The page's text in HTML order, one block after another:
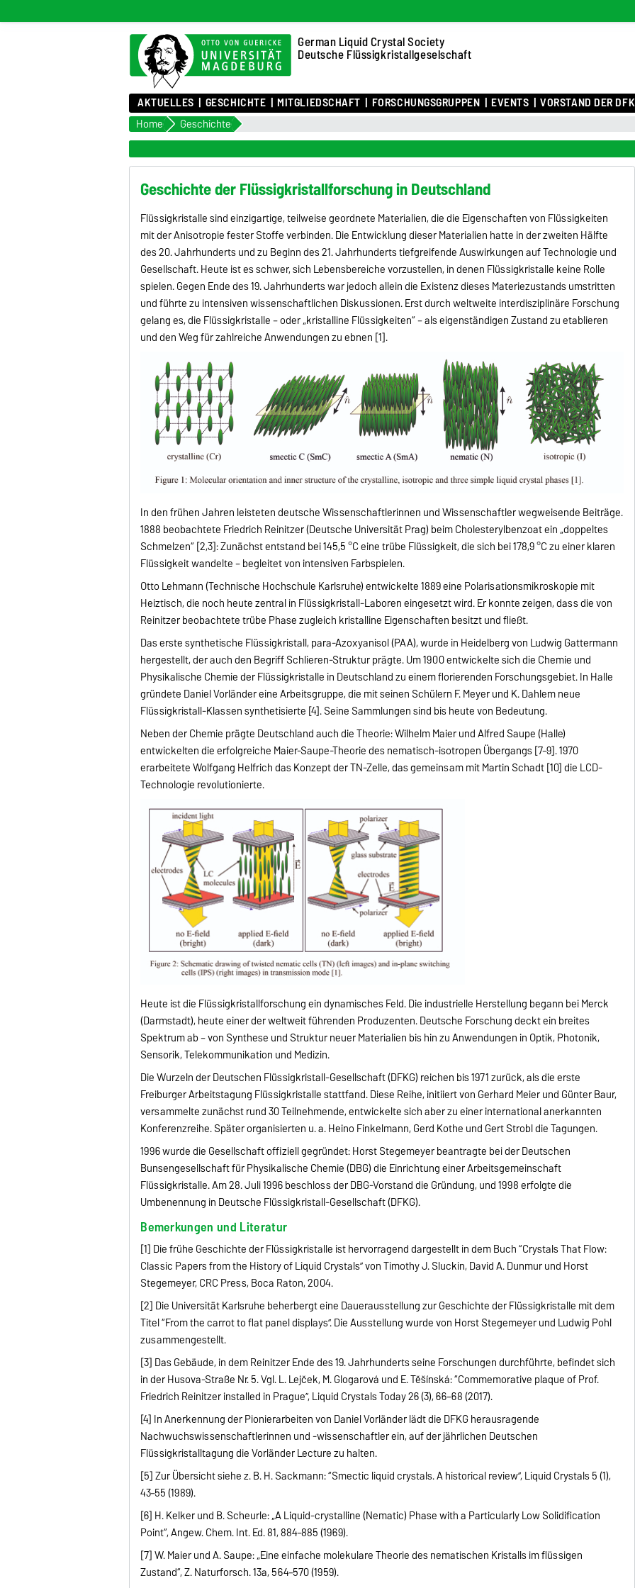
German Liquid Crystal Society
Deutsche Flüssigkristallgeselschaft
AKTUELLES GESCHICHTE MITGLIEDSCHAFT FORSCHUNGSGRUPPEN EVENTS VORSTAND DER
Home Geschichte
Geschichte der Flüssigkristallforschung in Deutschland
Flüssigkristalle sind einzigartige, teilweise geordnete Materialien, die die Eigenschaften von Flüssigkeiten
mit der Anisotropie fester Stoffe verbinden. Die Entwicklung dieser Materialien hatte in der zweiten Hälfte
des 20. Jahrhunderts und zu Beginn des 21. Jahrhunderts tiefgreifende Auswirkungen auf Technologie und
Gesellschaft. Heute ist es schwer, sich Lebensbereiche vorzustellen, in denen Flüssigkristalle keine Rolle
spielen. Gegen Ende des 19. Jahrhunderts war jedoch allein die Existenz dieses Materiezustands umstritten
und führte zu intensiven wissenschaftlichen Diskussionen. Erst durch weltweite interdisziplinäre Forschung
gelang es, die Flüssigkristalle – oder „kristalline Flüssigkeiten“ – als eigenständigen Zustand zu etablieren
und den Weg für zahlreiche Anwendungen zu ebnen [1].
In den frühen Jahren leisteten deutsche Wissenschaftlerinnen und Wissenschaftler wegweisende Beiträge.
1888 beobachtete Friedrich Reinitzer (Deutsche Universität Prag) beim Cholesterylbenzoat ein „doppeltes
Schmelzen“ [2,3]: Zunächst entstand bei 145,5 °C eine trübe Flüssigkeit, die sich bei 178,9 °C zu einer klaren
Flüssigkeit wandelte – begleitet von intensiven Farbspielen.
Otto Lehmann (Technische Hochschule Karlsruhe) entwickelte 1889 eine Polarisationsmikroskopie mit
Heiztisch, die noch heute zentral in Flüssigkristall-Laboren eingesetzt wird. Er konnte zeigen, dass die von
Reinitzer beobachtete trübe Phase zugleich kristalline Eigenschaften besitzt und fließt.
Das erste synthetische Flüssigkristall, para-Azoxyanisol (PAA), wurde in Heidelberg von Ludwig Gattermann
hergestellt, der auch den Begriff Schlieren-Struktur prägte. Um 1900 entwickelte sich die Chemie und
Physikalische Chemie der Flüssigkristalle in Deutschland zu einem florierenden Forschungsgebiet. In Halle
gründete Daniel Vorländer eine Arbeitsgruppe, die mit seinen Schülern F. Meyer und K. Dahlem neue
Flüssigkristall-Klassen synthetisierte [4]. Seine Sammlungen sind bis heute von Bedeutung.
Neben der Chemie prägte Deutschland auch die Theorie: Wilhelm Maier und Alfred Saupe (Halle)
entwickelten die erfolgreiche Maier-Saupe-Theorie des nematisch-isotropen Übergangs [7–9]. 1970
erarbeitete Wolfgang Helfrich das Konzept der TN-Zelle, das gemeinsam mit Martin Schadt [10] die LCD-
Technologie revolutionierte.
Heute ist die Flüssigkristallforschung ein dynamisches Feld. Die industrielle Herstellung begann bei Merck
(Darmstadt), heute einer der weltweit führenden Produzenten. Deutsche Forschung deckt ein breites
Spektrum ab – von Synthese und Struktur neuer Materialien bis hin zu Anwendungen in Optik, Photonik,
Sensorik, Telekommunikation und Medizin.
Die Wurzeln der Deutschen Flüssigkristall-Gesellschaft (DFKG) reichen bis 1971 zurück, als die erste
Freiburger Arbeitstagung Flüssigkristalle stattfand. Diese Reihe, initiiert von Gerhard Meier und Günter Baur,
versammelte zunächst rund 30 Teilnehmende, entwickelte sich aber zu einer international anerkannten
Konferenzreihe. Später organisierten u. a. Heino Finkelmann, Gerd Kothe und Gert Strobl die Tagungen.
1996 wurde die Gesellschaft offiziell gegründet: Horst Stegemeyer beantragte bei der Deutschen
Bunsengesellschaft für Physikalische Chemie (DBG) die Einrichtung einer Arbeitsgemeinschaft
Flüssigkristalle. Am 28. Juli 1996 beschloss der DBG-Vorstand die Gründung, und 1998 erfolgte die
Umbenennung in Deutsche Flüssigkristall-Gesellschaft (DFKG).
Bemerkungen und Literatur
[1] Die frühe Geschichte der Flüssigkristalle ist hervorragend dargestellt in dem Buch “Crystals That Flow:
Classic Papers from the History of Liquid Crystals” von Timothy J. Sluckin, David A. Dunmur und Horst
Stegemeyer, CRC Press, Boca Raton, 2004.
[2] Die Universität Karlsruhe beherbergt eine Dauerausstellung zur Geschichte der Flüssigkristalle mit dem
Titel “From the carrot to flat panel displays”. Die Ausstellung wurde von Horst Stegemeyer und Ludwig Pohl
zusammengestellt.
[3] Das Gebäude, in dem Reinitzer Ende des 19. Jahrhunderts seine Forschungen durchführte, befindet sich
in der Husova-Straße Nr. 5. Vgl. L. Lejček, M. Glogarová und E. Těšínská: “Commemorative plaque of Prof.
Friedrich Reinitzer installed in Prague”, Liquid Crystals Today 26 (3), 66–68 (2017).
[4] In Anerkennung der Pionierarbeiten von Daniel Vorländer lädt die DFKG herausragende
Nachwuchswissenschaftlerinnen und -wissenschaftler ein, auf der jährlichen Deutschen
Flüssigkristalltagung die Vorländer Lecture zu halten.
[5] Zur Übersicht siehe z. B. H. Sackmann: “Smectic liquid crystals. A historical review”, Liquid Crystals 5 (1),
43–55 (1989).
[6] H. Kelker und B. Scheurle: „A Liquid-crystalline (Nematic) Phase with a Particularly Low Solidification
Point“, Angew. Chem. Int. Ed. 81, 884–885 (1969).
[7] W. Maier und A. Saupe: „Eine einfache molekulare Theorie des nematischen Kristalls im flüssigen
Zustand“, Z. Naturforsch. 13a, 564–570 (1959).